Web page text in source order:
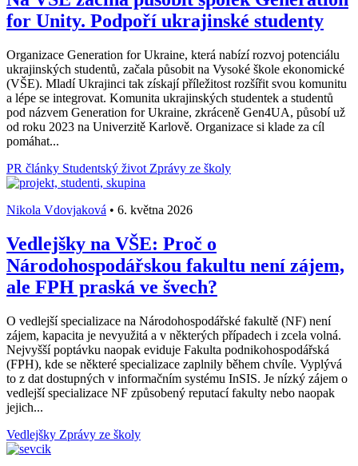
for Unity. Podpoří ukrajinské studenty
Organizace Generation for Ukraine, která nabízí rozvoj potenciálu
ukrajinských studentů, začala působit na Vysoké škole ekonomické
(VŠE). Mladí Ukrajinci tak získají příležitost rozšířit svou komunitu
a lépe se integrovat. Komunita ukrajinských studentek a studentů
pod názvem Generation for Ukraine, zkráceně Gen4UA, působí už
od roku 2023 na Univerzitě Karlově. Organizace si klade za cíl
pomáhat...
PR články Studentský život Zprávy ze školy
Nikola Vdovjaková • 6. května 2026
Vedlejšky na VŠE: Proč o
Národohospodářskou fakultu není zájem,
ale FPH praská ve švech?
O vedlejší specializace na Národohospodářské fakultě (NF) není
zájem, kapacita je nevyužitá a v některých případech i zcela volná.
Nejvyšší poptávku naopak eviduje Fakulta podnikohospodářská
(FPH), kde se některé specializace zaplnily během chvíle. Vyplývá
to z dat dostupných v informačním systému InSIS. Je nízký zájem o
vedlejší specializace NF způsobený reputací fakulty nebo naopak
jejich...
Vedlejšky Zprávy ze školy